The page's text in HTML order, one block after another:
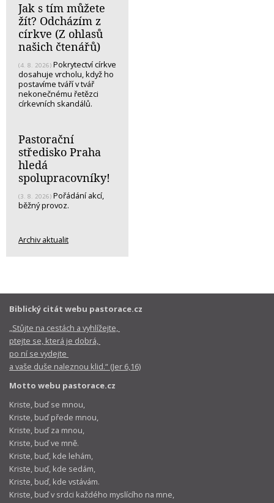
Jak s tím můžete
žít? Odcházím z
církve (Z ohlasů
našich čtenářů)
(4. 8. 2026) Pokrytectví církve
dosahuje vrcholu, když ho
postavíme tváří v tvář
nekonečnému řetězci
církevních skandálů.
Pastorační
středisko Praha
hledá
spolupracovníky!
(3. 8. 2026) Pořádání akcí,
běžný provoz.
Archiv aktualit
Biblický citát webu pastorace.cz
„Stůjte na cestách a vyhlížejte,
ptejte se, která je dobrá,
po ní se vydejte
a vaše duše naleznou klid.“ (Jer 6,16)
Motto webu pastorace.cz
Kriste, buď se mnou,
Kriste, buď přede mnou,
Kriste, buď za mnou,
Kriste, buď ve mně.
Kriste, buď, kde lehám,
Kriste, buď, kde sedám,
Kriste, buď, kde vstávám.
Kriste, buď v srdci každého myslícího na mne,